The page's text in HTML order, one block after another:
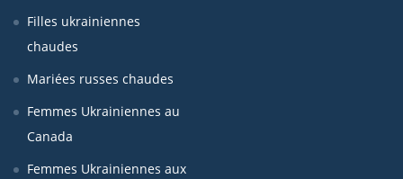
Filles ukrainiennes
chaudes
Mariées russes chaudes
Femmes Ukrainiennes au
Canada
Femmes Ukrainiennes aux